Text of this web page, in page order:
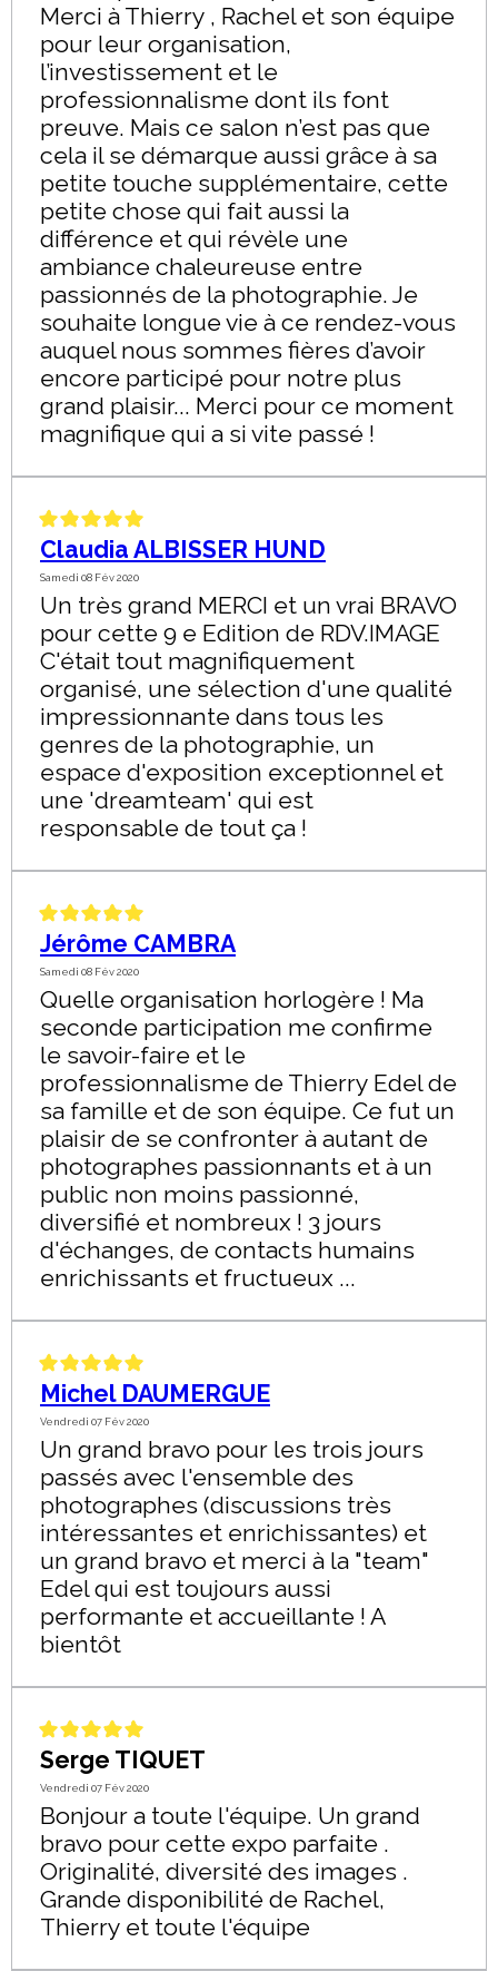
Merci à Thierry , Rachel et son équipe
pour leur organisation,
l’investissement et le
professionnalisme dont ils font
preuve. Mais ce salon n’est pas que
cela il se démarque aussi grâce à sa
petite touche supplémentaire, cette
petite chose qui fait aussi la
différence et qui révèle une
ambiance chaleureuse entre
passionnés de la photographie. Je
souhaite longue vie à ce rendez-vous
auquel nous sommes fières d’avoir
encore participé pour notre plus
grand plaisir... Merci pour ce moment
magnifique qui a si vite passé !
Claudia ALBISSER HUND
Samedi 08 Fév 2020
Un très grand MERCI et un vrai BRAVO
pour cette 9 e Edition de RDV.IMAGE
C'était tout magnifiquement
organisé, une sélection d'une qualité
impressionnante dans tous les
genres de la photographie, un
espace d'exposition exceptionnel et
une 'dreamteam' qui est
responsable de tout ça !
Jérôme CAMBRA
Samedi 08 Fév 2020
Quelle organisation horlogère ! Ma
seconde participation me confirme
le savoir-faire et le
professionnalisme de Thierry Edel de
sa famille et de son équipe. Ce fut un
plaisir de se confronter à autant de
photographes passionnants et à un
public non moins passionné,
diversifié et nombreux ! 3 jours
d'échanges, de contacts humains
enrichissants et fructueux ...
Michel DAUMERGUE
Vendredi 07 Fév 2020
Un grand bravo pour les trois jours
passés avec l'ensemble des
photographes (discussions très
intéressantes et enrichissantes) et
un grand bravo et merci à la "team"
Edel qui est toujours aussi
performante et accueillante ! A
bientôt
Serge TIQUET
Vendredi 07 Fév 2020
Bonjour a toute l'équipe. Un grand
bravo pour cette expo parfaite .
Originalité, diversité des images .
Grande disponibilité de Rachel,
Thierry et toute l'équipe